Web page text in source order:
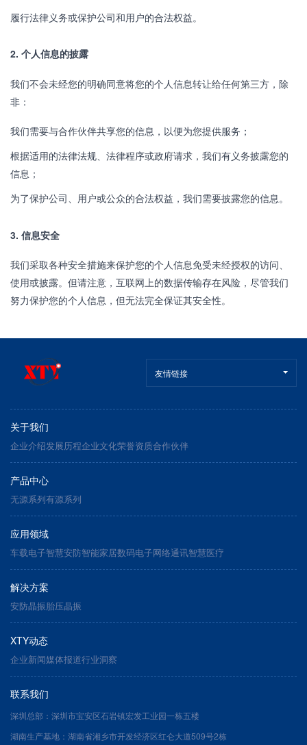
履行法律义务或保护公司和用户的合法权益。
2. 个人信息的披露
我们不会未经您的明确同意将您的个人信息转让给任何第三方，除
非：
我们需要与合作伙伴共享您的信息，以便为您提供服务；
根据适用的法律法规、法律程序或政府请求，我们有义务披露您的
信息；
为了保护公司、用户或公众的合法权益，我们需要披露您的信息。
3. 信息安全
我们采取各种安全措施来保护您的个人信息免受未经授权的访问、
使用或披露。但请注意，互联网上的数据传输存在风险，尽管我们
努力保护您的个人信息，但无法完全保证其安全性。
友情链接
关于我们
企业介绍发展历程企业文化荣誉资质合作伙伴
产品中心
无源系列有源系列
应用领域
车载电子智慧安防智能家居数码电子网络通讯智慧医疗
解决方案
安防晶振胎压晶振
XTY动态
企业新闻媒体报道行业洞察
联系我们
深圳总部：深圳市宝安区石岩镇宏发工业园一栋五楼
湖南生产基地：湖南省湘乡市开发经济区红仑大道509号2栋